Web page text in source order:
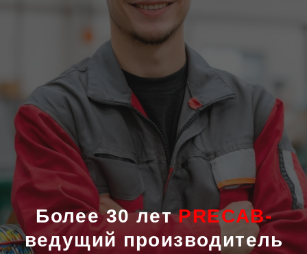
Более 30 летPRECAB-
ведущий производитель
кабельно-жгутовой
продукции для грузового
автотранспорта!
Связываем КАЧЕСТВО и УСПЕХ